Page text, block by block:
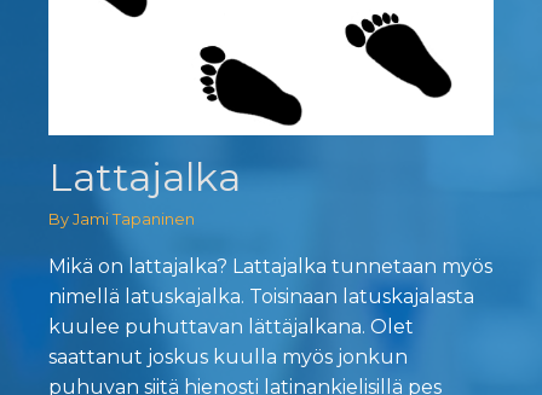
Lattajalka
By Jami Tapaninen
Mikä on lattajalka? Lattajalka tunnetaan myös
nimellä latuskajalka. Toisinaan latuskajalasta
kuulee puhuttavan lättäjalkana. Olet
saattanut joskus kuulla myös jonkun
puhuvan siitä hienosti latinankielisillä pes